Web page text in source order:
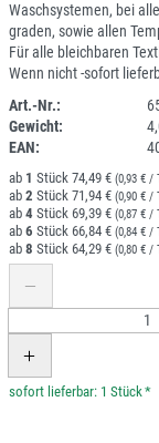
Waschsystemen, bei
graden, sowie allen
Für alle bleichbaren
Wenn nicht -sofort
Art.-Nr.:
Gewicht:
EAN:
1 74,49 € (0,93 € /
2 71,94 € (0,90 € /
4 69,39 € (0,87 € /
6 66,84 € (0,84 € /
8 64,29 € (0,80 € /
*